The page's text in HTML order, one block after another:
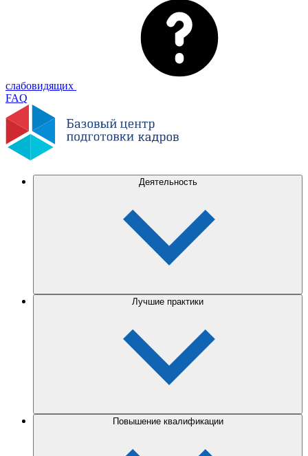
слабовидящих
FAQ
Деятельность
Лучшие практики
Повышение квалификации